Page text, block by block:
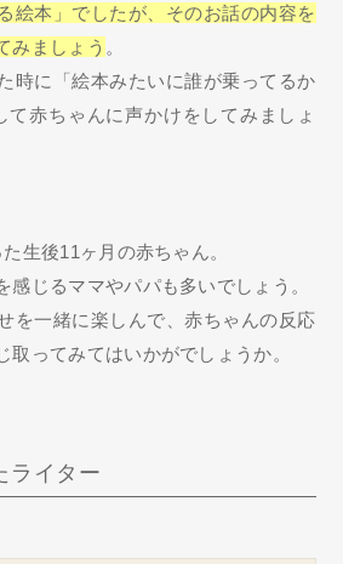
絵本」でしたが、そのお話の内容を
みましょう 。
時に「絵本みたいに誰が乗ってるか
て赤ちゃんに声かけをしてみましょ
生後11ヶ月の赤ちゃん。
感じるママやパパも多いでしょう。
を一緒に楽しんで、赤ちゃんの反応
取ってみてはいかがでしょうか。
ライター